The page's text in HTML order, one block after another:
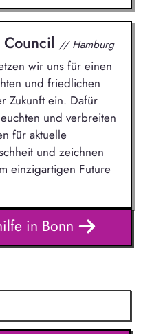
// Hamburg
wir uns für einen
und friedlichen
Zukunft ein. Dafür
und verbreiten
für aktuelle
und zeichnen
einzigartigen Future
in Bonn